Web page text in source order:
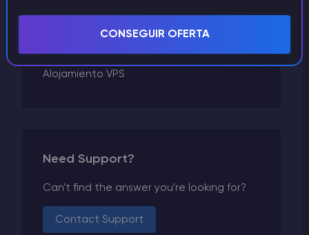
Conan Exiles
ARK Survival Evolved
Alojamiento VPS
Need Support?
Can't find the answer you're looking for?
Contact Support
CONSEGUIR OFERTA